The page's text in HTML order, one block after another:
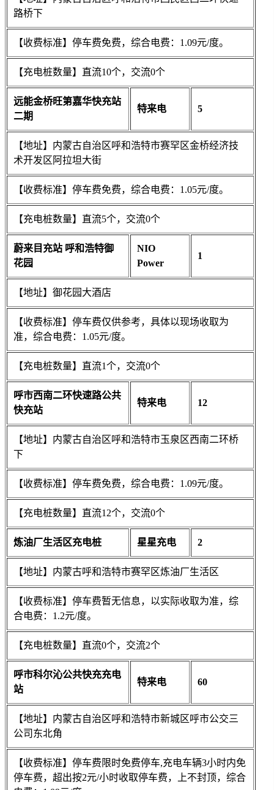
路桥下
【收费标准】停车费免费，综合电费：1.09元/度。
【充电桩数量】直流10个，交流0个
远能金桥旺第嘉华快充站
二期
特来电 5
【地址】内蒙古自治区呼和浩特市赛罕区金桥经济技
术开发区阿拉坦大街
【收费标准】停车费免费，综合电费：1.05元/度。
【充电桩数量】直流5个，交流0个
蔚来目充站 呼和浩特御
花园
NIO
Power
1
【地址】御花园大酒店
【收费标准】停车费仅供参考，具体以现场收取为
准，综合电费：1.05元/度。
【充电桩数量】直流1个，交流0个
呼市西南二环快速路公共
快充站
特来电 12
【地址】内蒙古自治区呼和浩特市玉泉区西南二环桥
下
【收费标准】停车费免费，综合电费：1.09元/度。
【充电桩数量】直流12个，交流0个
炼油厂生活区充电桩 星星充电 2
【地址】内蒙古呼和浩特市赛罕区炼油厂生活区
【收费标准】停车费暂无信息，以实际收取为准，综
合电费：1.2元/度。
【充电桩数量】直流0个，交流2个
呼市科尔沁公共快充充电
站
特来电 60
【地址】内蒙古自治区呼和浩特市新城区呼市公交三
公司东北角
【收费标准】停车费限时免费停车,充电车辆3小时内免
停车费，超出按2元/小时收取停车费，上不封顶，综合